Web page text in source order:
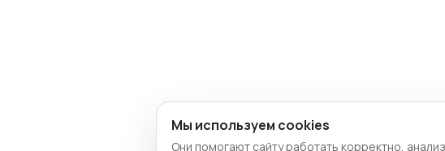
Мы используем cookies
Они помогают сайту работать корректно,